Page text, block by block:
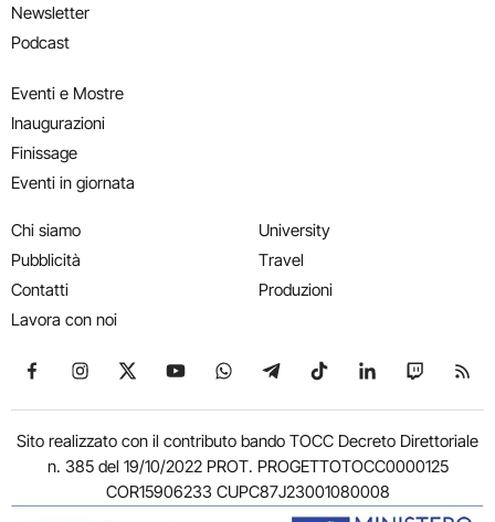
Newsletter
Podcast
Eventi e Mostre
Inaugurazioni
Finissage
Eventi in giornata
Chi siamo
Pubblicità
Contatti
Lavora con noi
University
Travel
Produzioni
Seguici su Facebook
Seguici su Instagram
Seguici su X
Seguici su YouTube
Seguici su WhatsApp
Seguici su Telegram
Seguici su TikTok
Seguici su
Seguici
Sito realizzato con il contributo bando TOCC Decreto Direttoriale
n. 385 del 19/10/2022 PROT. PROGETTOTOCC0000125
COR15906233 CUPC87J23001080008